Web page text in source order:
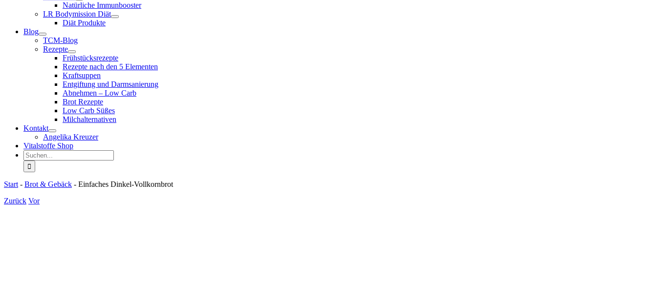
Natürliche Immunbooster
LR Bodymission Diät
Diät Produkte
Blog
TCM-Blog
Rezepte
Frühstücksrezepte
Rezepte nach den 5 Elementen
Kraftsuppen
Entgiftung und Darmsanierung
Abnehmen – Low Carb
Brot Rezepte
Low Carb Süßes
Milchalternativen
Kontakt
Angelika Kreuzer
Vitalstoffe Shop
Suche
nach:
Start - Brot & Gebäck - Einfaches Dinkel-Vollkornbrot
Zurück Vor